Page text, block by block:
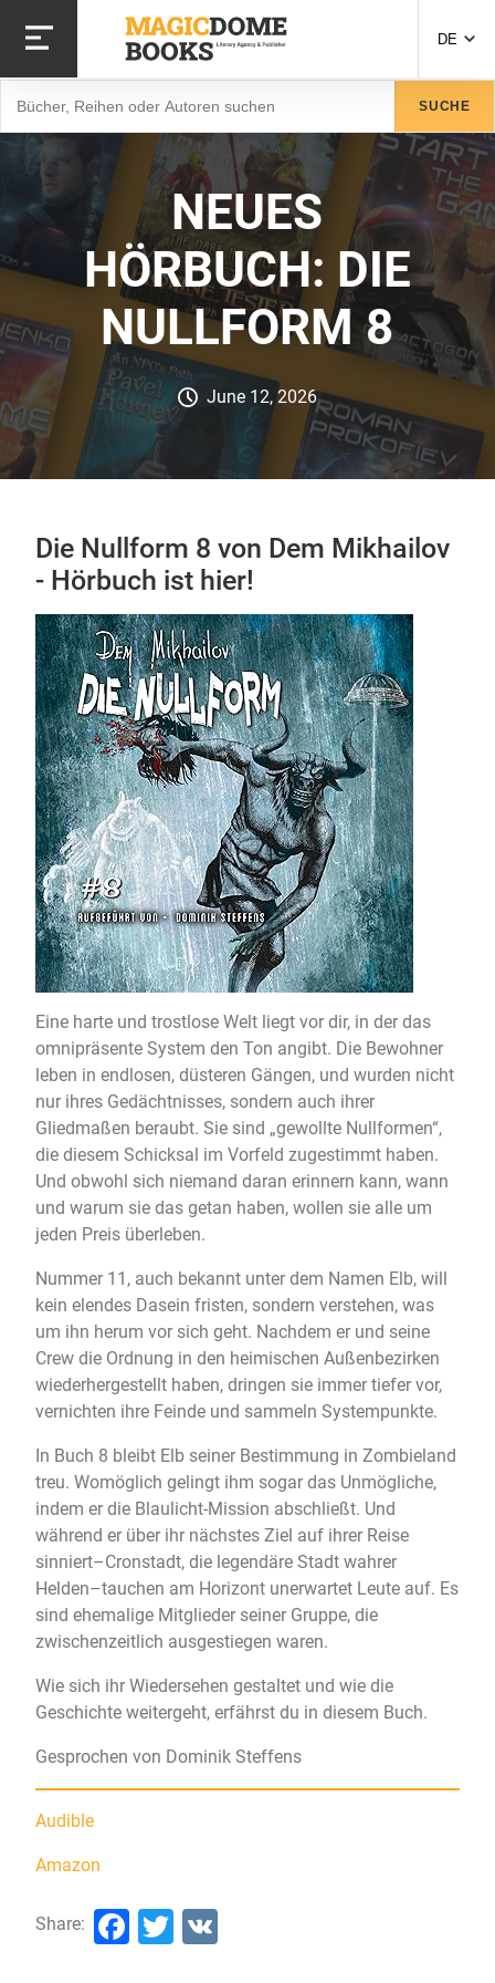
zum
Inhalt
DE
SUCHE
NEUES
HÖRBUCH: DIE
NULLFORM 8
June 12, 2026
Die Nullform 8 von Dem Mikhailov
- Hörbuch ist hier!
Eine harte und trostlose Welt liegt vor dir, in der das
omnipräsente System den Ton angibt. Die Bewohner
leben in endlosen, düsteren Gängen, und wurden nicht
nur ihres Gedächtnisses, sondern auch ihrer
Gliedmaßen beraubt. Sie sind „gewollte Nullformen“,
die diesem Schicksal im Vorfeld zugestimmt haben.
Und obwohl sich niemand daran erinnern kann, wann
und warum sie das getan haben, wollen sie alle um
jeden Preis überleben.
Nummer 11, auch bekannt unter dem Namen Elb, will
kein elendes Dasein fristen, sondern verstehen, was
um ihn herum vor sich geht. Nachdem er und seine
Crew die Ordnung in den heimischen Außenbezirken
wiederhergestellt haben, dringen sie immer tiefer vor,
vernichten ihre Feinde und sammeln Systempunkte.
In Buch 8 bleibt Elb seiner Bestimmung in Zombieland
treu. Womöglich gelingt ihm sogar das Unmögliche,
indem er die Blaulicht-Mission abschließt. Und
während er über ihr nächstes Ziel auf ihrer Reise
sinniert–Cronstadt, die legendäre Stadt wahrer
Helden–tauchen am Horizont unerwartet Leute auf. Es
sind ehemalige Mitglieder seiner Gruppe, die
zwischenzeitlich ausgestiegen waren.
Wie sich ihr Wiedersehen gestaltet und wie die
Geschichte weitergeht, erfährst du in diesem Buch.
Gesprochen von Dominik Steffens
Audible
Amazon
Share: Facebook
Twitter